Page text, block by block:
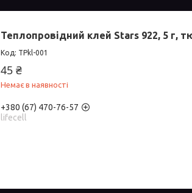
Теплопровідний клей Stars 922, 5 г,
TPkl-001
45 ₴
Немає в наявності
+380 (67) 470-76-57
lifecell